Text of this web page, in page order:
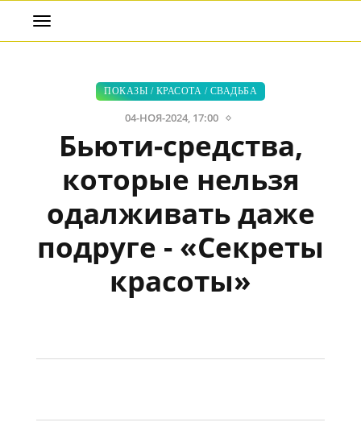
Открыть
меню
ПОКАЗЫ / КРАСОТА / СВАДЬБА
04-НОЯ-2024, 17:00
Бьюти-средства,
которые нельзя
одалживать даже
подруге - «Секреты
красоты»